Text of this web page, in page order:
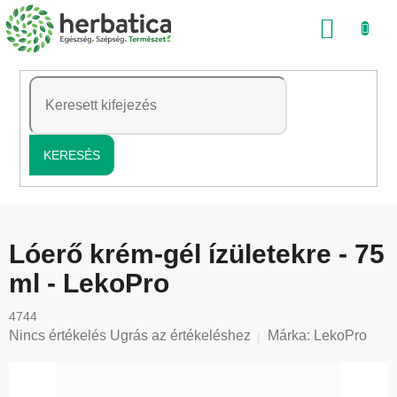
Ugrás
a
tartalomhoz
KERESÉS
Lóerő krém-gél ízületekre - 75
ml - LekoPro
4744
A
Nincs értékelés Ugrás az értékeléshez Márka: LekoPro